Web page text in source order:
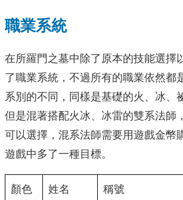
職業系統
在所羅門之墓中除了原本的技能選擇
了職業系統，不過所有的職業依然都
系別的不同，同樣是基礎的火、冰、
但是混著搭配火冰、冰雷的雙系法師
可以選擇，混系法師需要用遊戲金幣
遊戲中多了一種目標。
顏色 姓名 稱號